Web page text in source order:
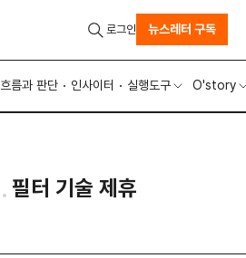
흐름과 판단 인사이터 실행도구 O'story
로그인 뉴스레터 구독
필터 기술 제휴